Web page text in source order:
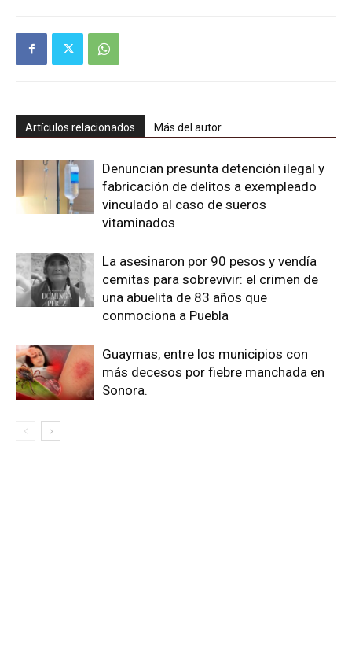
Artículos relacionados Más del autor
Denuncian presunta detención ilegal y
fabricación de delitos a exempleado
vinculado al caso de sueros
vitaminados
La asesinaron por 90 pesos y vendía
cemitas para sobrevivir: el crimen de
una abuelita de 83 años que
conmociona a Puebla
Guaymas, entre los municipios con
más decesos por fiebre manchada en
Sonora.